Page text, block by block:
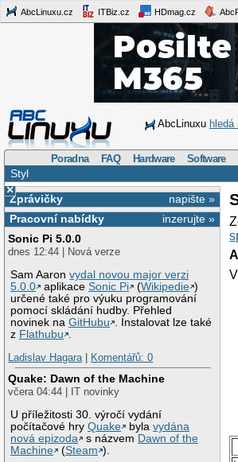
AbcLinuxu.cz ITBiz.cz HDmag.cz
AbcLinuxu hledá
Poradna FAQ Hardware Software
Styl
×
napište »
Zprávičky
inzerujte »
Pracovní nabídky
Sonic Pi 5.0.0
dnes 12:44 | Nová verze
Sam Aaronvydal novou major verzi
5.0.0
aplikaceSonic Pi (Wikipedie )
určené také pro výuku programování
pomocí skládání hudby. Přehled
novinek naGitHubu
. Instalovat lze také
z Flathubu
Ladislav Hagara| Komentářů: 0
Quake: Dawn of the Machine
včera 04:44 | IT novinky
U příležitosti 30. výročí vydání
počítačové hryQuake bylavydána
nová epizoda
s názvem Dawn of the
Machine
(Steam ).